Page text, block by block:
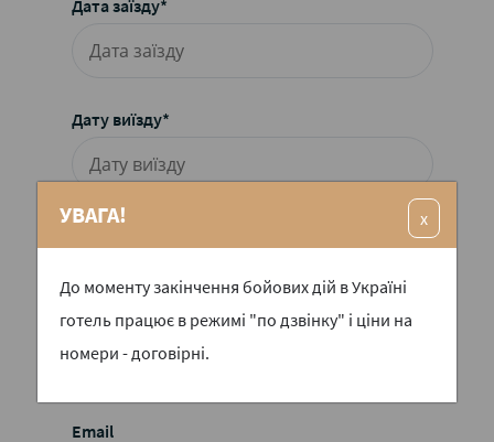
Дата заїзду*
Дату виїзду*
Телефон*
Email
УВАГА! x
До моменту закінчення бойових дій в Україні
готель працює в режимі "по дзвінку" і ціни на
номери - договірні.